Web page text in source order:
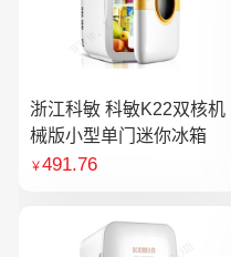
浙江科敏 科敏K22双核机
械版小型单门迷你冰箱
￥491.76